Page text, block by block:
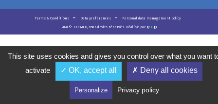
Terms & Conditions Data preferences
Personal data management policy
2020 © COSMED, tous droits réservés. Réalisé par
This site uses cookies and gives you control over what you want
activate
✓ OK, accept all ✗ Deny all cookies
Personalize Privacy policy